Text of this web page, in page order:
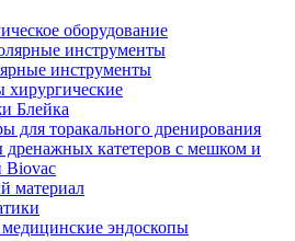
оборудование
инструменты
инструменты
Блейка
для торакального дренирования
катетеров с мешком и
Biovac
материал
эндоскопы